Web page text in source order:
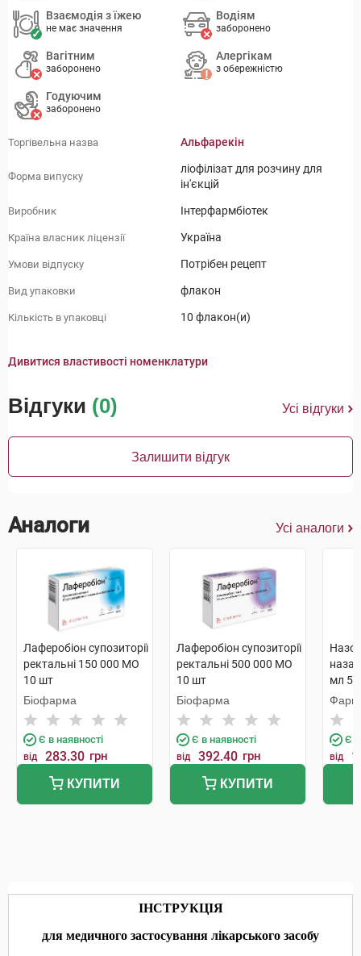
Взаємодія з їжею
не має значення
Водіям
заборонено
Вагітним
заборонено
Алергікам
з обережністю
Годуючим
заборонено
Торгівельна назва Альфарекін
Форма випуску
ліофілізат для розчину для
ін'єкцій
Виробник Інтерфармбіотек
Країна власник ліцензії Україна
Умови відпуску Потрібен рецепт
Вид упаковки флакон
Кількість в упаковці 10 флакон(и)
Дивитися властивості номенклатури
Відгуки (0) Усі відгуки
Залишити відгук
Аналоги Усі аналоги
Лаферобіон супозиторії
ректальні 150 000 МО
10 шт
Біофарма
Є в наявності
від 283.30 грн
КУПИТИ
Лаферобіон супозиторії
ректальні 500 000 МО
10 шт
Біофарма
Є в наявності
від 392.40 грн
КУПИТИ
мл 5
Є в
від